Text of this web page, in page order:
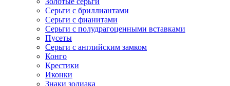
Серьги с бриллиантами
Серьги с фианитами
Серьги с полудрагоценными вставками
Пусеты
Серьги с английским замком
Конго
Крестики
Иконки
Знаки зодиака